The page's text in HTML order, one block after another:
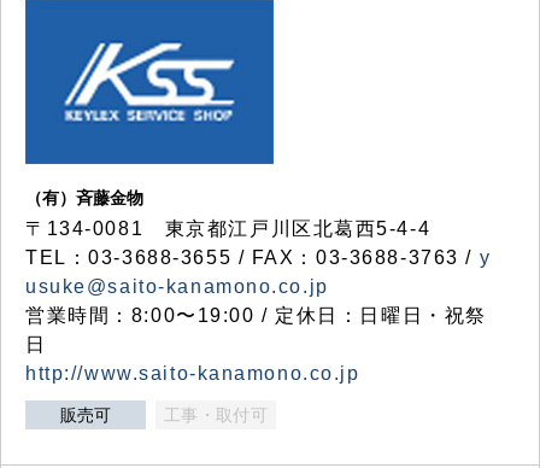
（有）斉藤金物
〒134-0081 東京都江戸川区北葛西5-4-4
TEL：03-3688-3655 / FAX：03-3688-3763 / y
usuke@saito-kanamono.co.jp
営業時間：8:00〜19:00 / 定休日：日曜日・祝祭
日
http://www.saito-kanamono.co.jp
販売可 工事・取付可